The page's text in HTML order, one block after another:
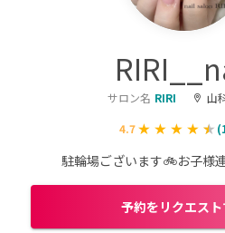
サロン名 RIRI
山
4.7
(
駐輪場ございます🚲お子様
予約をリクエスト